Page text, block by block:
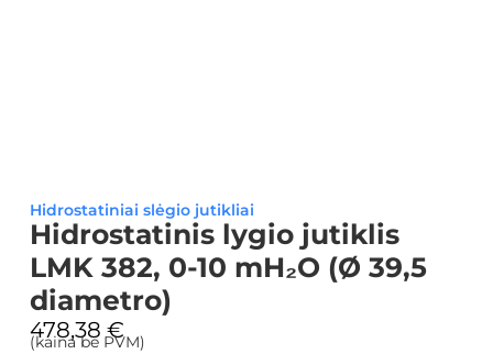
Hidrostatiniai slėgio jutikliai
Hidrostatinis lygio jutiklis
LMK 382, 0-10 mH₂O (Ø 39,5
diametro)
478,38€
(kaina be PVM)